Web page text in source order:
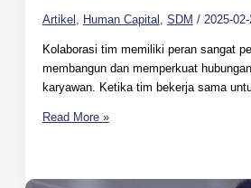
Artikel Human Capital SDM / 2025-
Kolaborasi tim memiliki peran sangat
membangun dan memperkuat
karyawan. Ketika tim bekerja sama
Read More »